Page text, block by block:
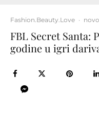
Fashion.Beauty.Love ·
FBL Secret Santa:
godine u igri